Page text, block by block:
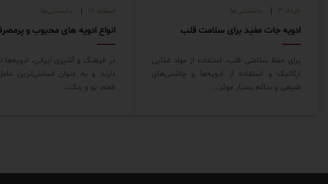
خرداد ۳ دانستنی‌ها
ادویه جات مفید برای سلامت قلب
برای حفظ سلامتی قلب، استفاده از مواد غذایی
ارگانیک و استفاده از ادویه‌ها و چاشنی‌های
طبیعی و سالم بسیار موثر…
اسفند ۱۸ دانستنی‌ها
در فرهنگ و آشپزی ایرانی،
دارند و به عنوان اساسی‌ترین
طعم، بو و رنگ…